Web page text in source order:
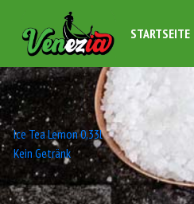
STARTSEITE
Beitrags-
Navigation
Ice Tea Lemon 0,33l
Kein Getränk